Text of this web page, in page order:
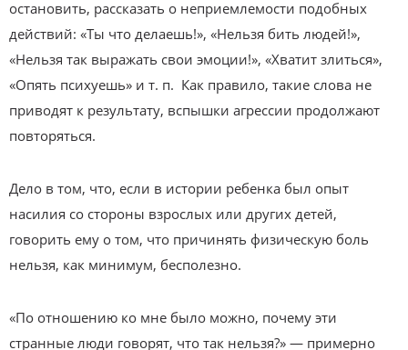
остановить, рассказать о неприемлемости подобных
действий: «Ты что делаешь!», «Нельзя бить людей!»,
«Нельзя так выражать свои эмоции!», «Хватит злиться»,
«Опять психуешь» и т. п. Как правило, такие слова не
приводят к результату, вспышки агрессии продолжают
повторяться.
Дело в том, что, если в истории ребенка был опыт
насилия со стороны взрослых или других детей,
говорить ему о том, что причинять физическую боль
нельзя, как минимум, бесполезно.
«По отношению ко мне было можно, почему эти
странные люди говорят, что так нельзя?» — примерно